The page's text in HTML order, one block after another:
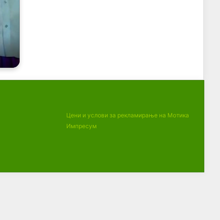
Цени и услови за рекламирање на Мотика
Импресум